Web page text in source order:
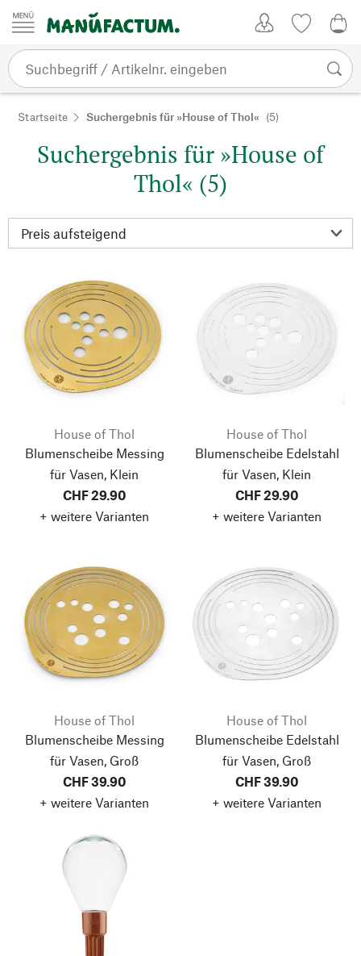
Zum Inhalt springen
Startseite Suchergebnis für »House of Thol« (5)
Suchergebnis für »House of
Thol« (5)
House of Thol
Blumenscheibe Messing
für Vasen, Klein
CHF 29.90
+ weitere Varianten
House of Thol
Blumenscheibe Edelstahl
für Vasen, Klein
CHF 29.90
+ weitere Varianten
House of Thol
Blumenscheibe Messing
für Vasen, Groß
CHF 39.90
+ weitere Varianten
House of Thol
Blumenscheibe Edelstahl
für Vasen, Groß
CHF 39.90
+ weitere Varianten